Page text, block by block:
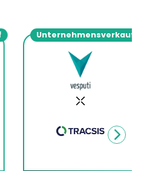
Unternehmensverkauf